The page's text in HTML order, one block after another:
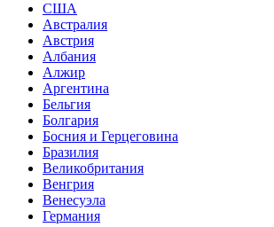
США
Австралия
Австрия
Албания
Алжир
Аргентина
Бельгия
Болгария
Босния и Герцеговина
Бразилия
Великобритания
Венгрия
Венесуэла
Германия